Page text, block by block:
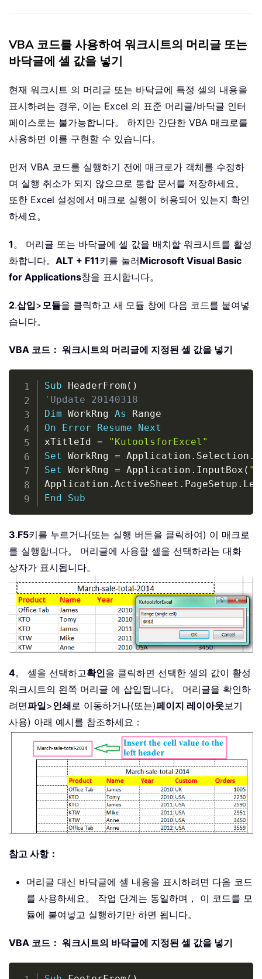
VBA 코드를 사용하여 워크시트의 머리글 또는
바닥글에 셀 값을 넣기
현재 워크시트 의 머리글 또는 바닥글에 특정 셀의 내용을
표시하려는 경우, 이는 Excel 의 표준 머리글/바닥글 인터
페이스로는 불가능합니다。 하지만 간단한 VBA 매크로를
사용하면 이를 구현할 수 있습니다。
먼저 VBA 코드를 실행하기 전에 매크로가 객체를 수정하
며 실행 취소가 되지 않으므로 통합 문서를 저장하세요。
또한 Excel 설정에서 매크로 실행이 허용되어 있는지 확인
하세요。
1。 머리글 또는 바닥글에 셀 값을 배치할 워크시트를 활성
화합니다。 ALT + F11키를 눌러Microsoft Visual Basic
for Applications창을 표시합니다。
2.삽입>모듈을 클릭하고 새 모듈 창에 다음 코드를 붙여넣
습니다。
VBA 코드： 워크시트의 머리글에 지정된 셀 값을 넣기
Sub HeaderFrom ( )
'Update 20140318
Dim WorkRng As
On
Error Resume
Next
xTitleId =
"KutoolsforExcel"
Set WorkRng = Application . Selection .
Set WorkRng = Application . InputBox (
Application . ActiveSheet . PageSetup .
End
Sub
3.F5키를 누르거나(또는 실행 버튼을 클릭하여) 이 매크로
를 실행합니다。 머리글에 사용할 셀을 선택하라는 대화
상자가 표시됩니다。
4。 셀을 선택하고확인을 클릭하면 선택한 셀의 값이 활성
워크시트의 왼쪽 머리글 에 삽입됩니다。 머리글을 확인하
려면파일>인쇄로 이동하거나(또는)페이지 레이아웃보기
사용) 아래 예시를 참조하세요：
참고 사항：
머리글 대신 바닥글에 셀 내용을 표시하려면 다음 코드
를 사용하세요。 작업 단계는 동일하며， 이 코드를 모
듈에 붙여넣고 실행하기만 하면 됩니다。
VBA 코드： 워크시트의 바닥글에 지정된 셀 값을 넣기